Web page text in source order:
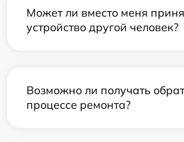
Может ли вместо меня
устройство другой человек?
Возможно ли получать
процессе ремонта?